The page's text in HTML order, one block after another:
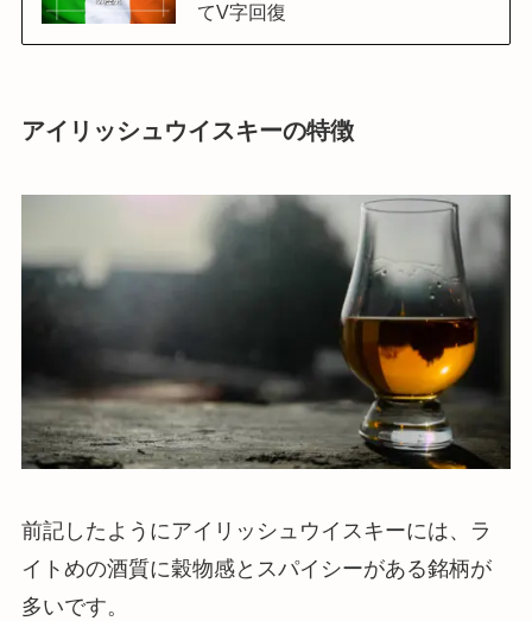
てV字回復
アイリッシュウイスキーの特徴
前記したようにアイリッシュウイスキーには、ラ
イトめの酒質に穀物感とスパイシーがある銘柄が
多いです。